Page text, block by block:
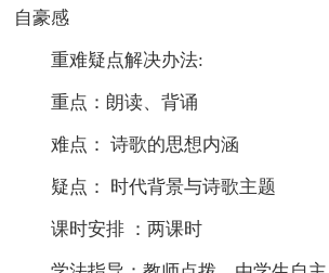
自豪感
重难疑点解决办法:
重点：朗读、背诵
难点： 诗歌的思想内涵
疑点： 时代背景与诗歌主题
课时安排 ：两课时